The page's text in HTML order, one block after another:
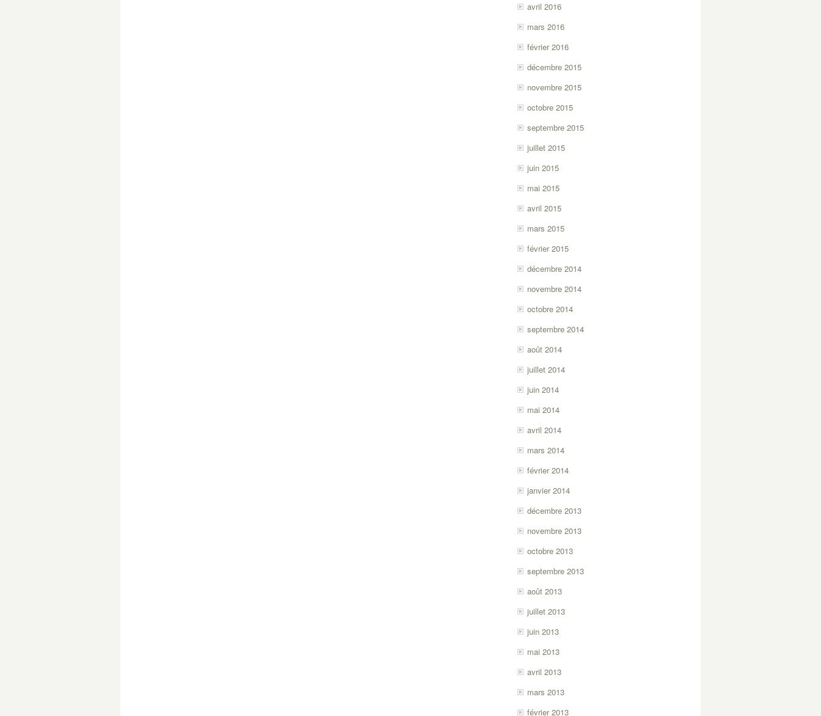
avril 2016
mars 2016
février 2016
décembre 2015
novembre 2015
octobre 2015
septembre 2015
juillet 2015
juin 2015
mai 2015
avril 2015
mars 2015
février 2015
décembre 2014
novembre 2014
octobre 2014
septembre 2014
août 2014
juillet 2014
juin 2014
mai 2014
avril 2014
mars 2014
février 2014
janvier 2014
décembre 2013
novembre 2013
octobre 2013
septembre 2013
août 2013
juillet 2013
juin 2013
mai 2013
avril 2013
mars 2013
février 2013